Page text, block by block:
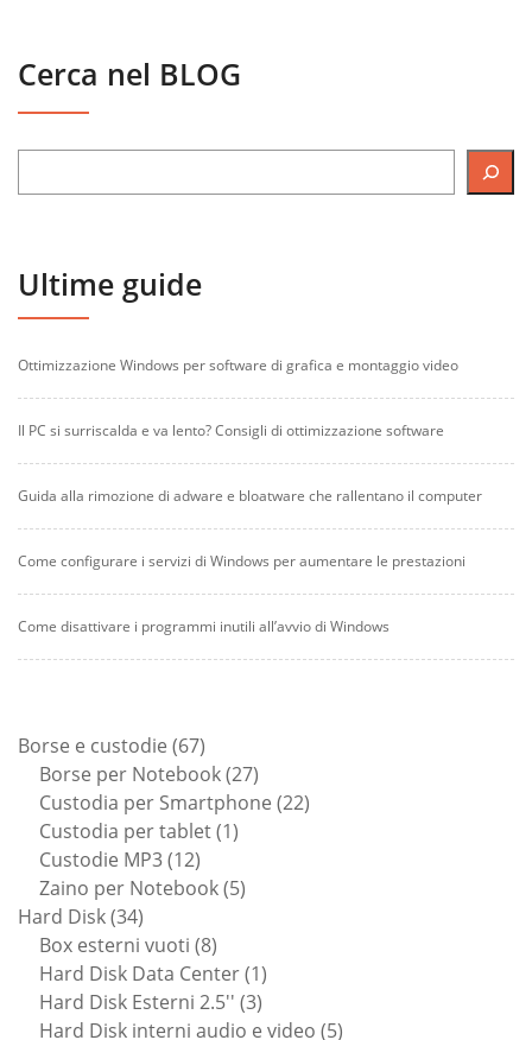
Cerca nel BLOG
Ultime guide
Ottimizzazione Windows per software di grafica e montaggio video
Il PC si surriscalda e va lento? Consigli di ottimizzazione software
Guida alla rimozione di adware e bloatware che rallentano il computer
Come configurare i servizi di Windows per aumentare le prestazioni
Come disattivare i programmi inutili all’avvio di Windows
Borse e custodie 6767
prodotti
Borse per Notebook 2727
prodotti
Custodia per Smartphone 2222
Custodia per tablet 11
Custodie MP3 1212
prodotti
Zaino per Notebook 55
Hard Disk 3434
prodotti
Box esterni vuoti 88
prodotti
Hard Disk Data Center 11
prodotto
Hard Disk Esterni 2.5'' 33
prodotti
Hard Disk interni audio e video 55